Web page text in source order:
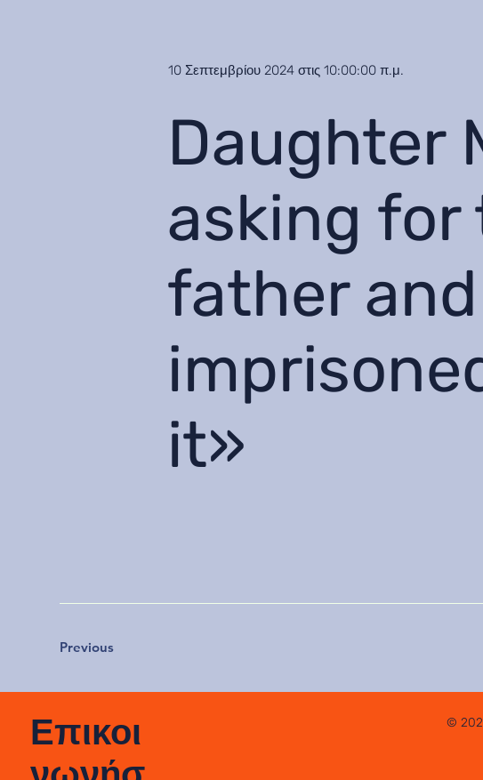
10 Σεπτεμβρίου 2024 στις 10:00:00 π.μ.
Daughter
asking for
father
it»
Previous
Επικοι
©